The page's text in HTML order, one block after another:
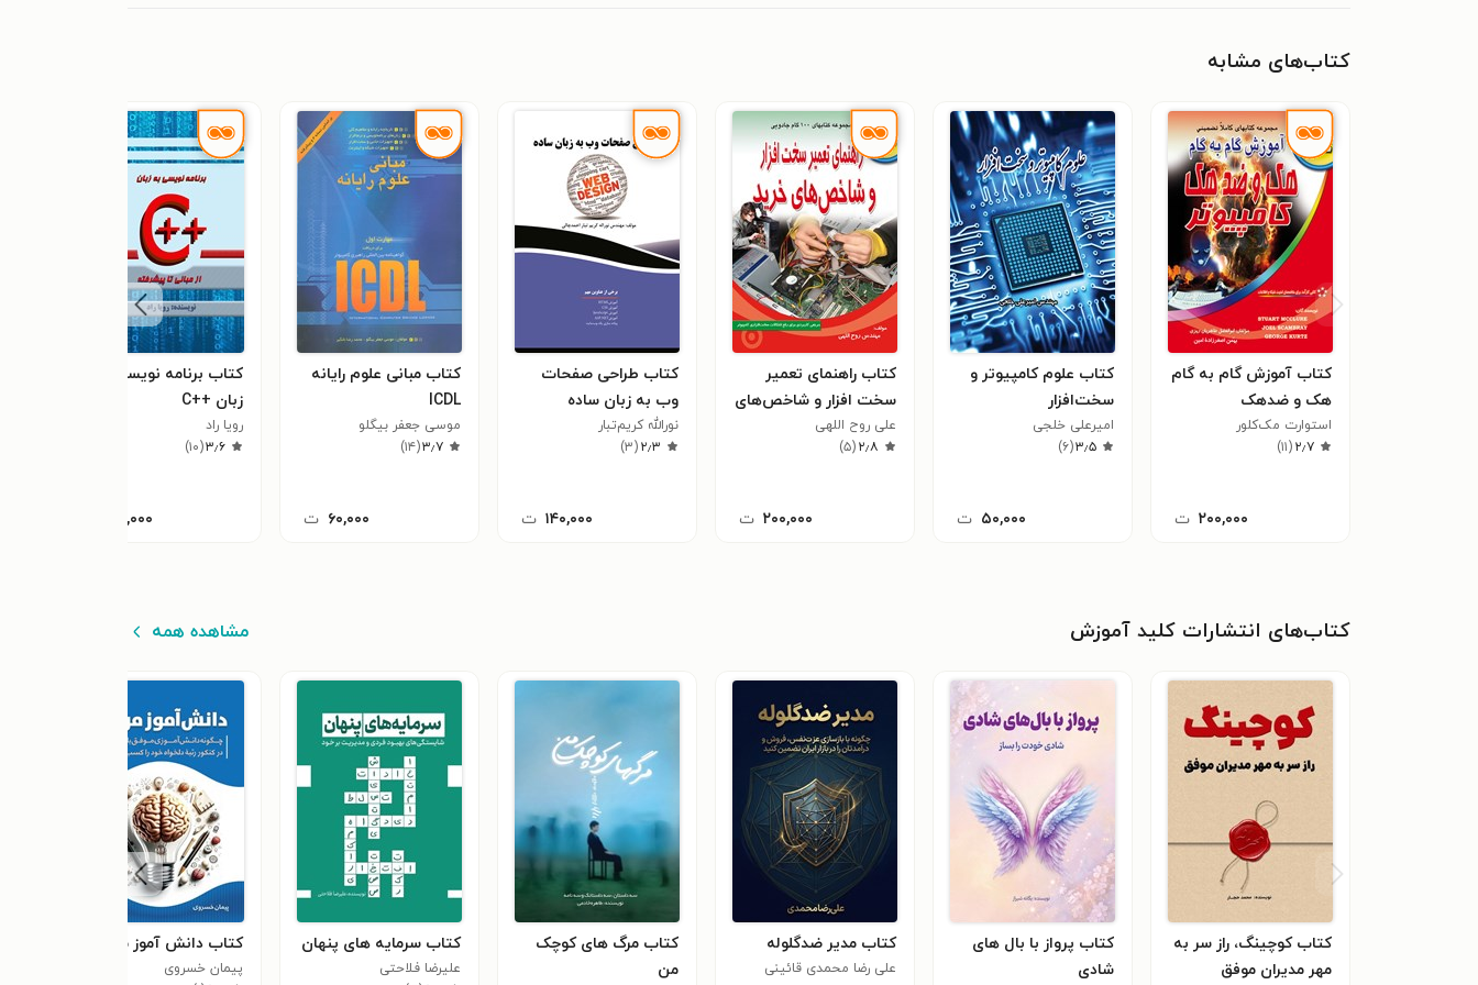
کتاب‌های مشابه
کتاب آموزش گام به گام
هک و ضدهک
استوارت مک‌کلور
۲٫۷(۱۱)
۲۰۰,۰۰۰ ت
کتاب علوم کامپیوتر و
سخت‌افزار
امیرعلی خلجی
۳٫۵(۶)
۵۰,۰۰۰ ت
کتاب راهنمای تعمیر
سخت افزار و شاخص‌های
خرید آن
علی روح اللهی
۲٫۸(۵)
۲۰۰,۰۰۰ ت
کتاب طراحی صفحات
وب به زبان ساده
نورالله کریم‌تبار
۲٫۳(۳)
۱۴۰,۰۰۰ ت
کتاب مبانی علوم رایانه
ICDL
موسی جعفر بیگلو
۳٫۷(۱۴)
۶۰,۰۰۰ ت
کتاب برنامه نویسی به
زبان ++C
رویا راد
۳٫۶(۱۰)
۲۴,۰۰۰
کتاب‌های انتشارات کلید آموزش مشاهده همه
کتاب کوچینگ، راز سر به
مهر مدیران موفق
کتاب پرواز با بال های
شادی
کتاب مدیر ضدگلوله
علی رضا محمدی قائینی
کتاب مرگ های کوچک
من
کتاب سرمایه های پنهان
علیرضا فلاحتی
کتاب دانش آموز مرجع
پیمان خسروی